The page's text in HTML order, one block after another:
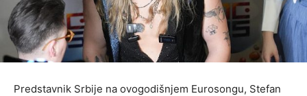
Predstavnik Srbije na ovogodišnjem Eurosongu, Stefan